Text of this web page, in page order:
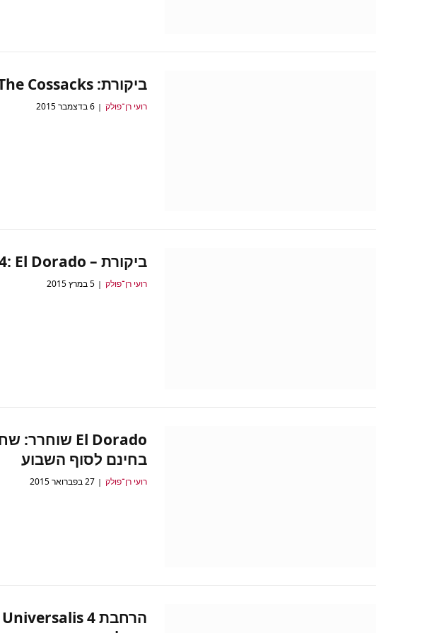
ביקורת: Europa Universalis IV: The Cossacks
רועי רן־פולק 6 בדצמבר 2015
ביקורת – Europa Universalis 4: El Dorado
רועי רן־פולק 5 במרץ 2015
בחינם לסוף השבוע
רועי רן־פולק 27 בפברואר 2015